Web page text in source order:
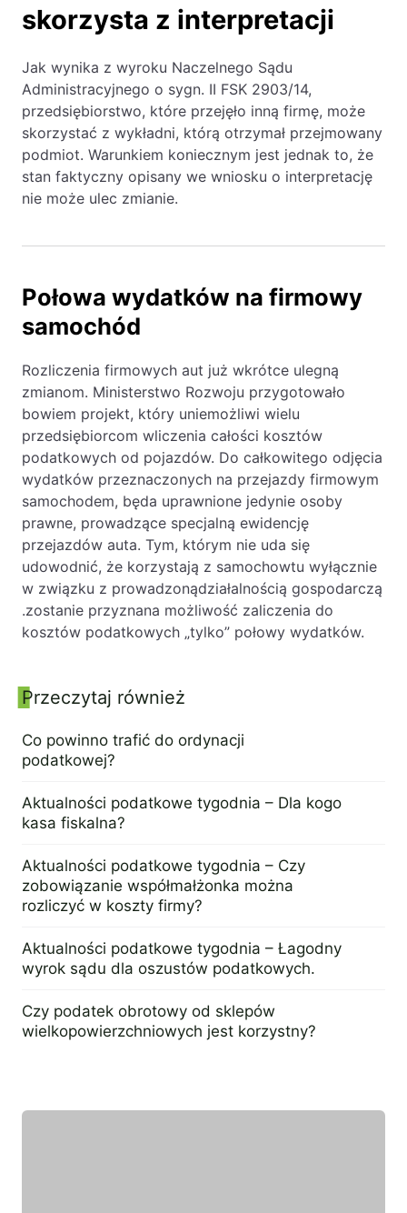
skorzysta z interpretacji
Jak wynika z wyroku Naczelnego Sądu
Administracyjnego o sygn. II FSK 2903/14,
przedsiębiorstwo, które przejęło inną firmę, może
skorzystać z wykładni, którą otrzymał przejmowany
podmiot. Warunkiem koniecznym jest jednak to, że
stan faktyczny opisany we wniosku o interpretację
nie może ulec zmianie.
Połowa wydatków na firmowy
samochód
Rozliczenia firmowych aut już wkrótce ulegną
zmianom. Ministerstwo Rozwoju przygotowało
bowiem projekt, który uniemożliwi wielu
przedsiębiorcom wliczenia całości kosztów
podatkowych od pojazdów. Do całkowitego odjęcia
wydatków przeznaczonych na przejazdy firmowym
samochodem, będa uprawnione jedynie osoby
prawne, prowadzące specjalną ewidencję
przejazdów auta. Tym, którym nie uda się
udowodnić, że korzystają z samochowtu wyłącznie
w związku z prowadzonądziałalnością gospodarczą
.zostanie przyznana możliwość zaliczenia do
kosztów podatkowych „tylko” połowy wydatków.
Panel boczny
Przeczytaj również
Co powinno trafić do ordynacji
podatkowej?
Aktualności podatkowe tygodnia – Dla kogo
kasa fiskalna?
Aktualności podatkowe tygodnia – Czy
zobowiązanie współmałżonka można
rozliczyć w koszty firmy?
Aktualności podatkowe tygodnia – Łagodny
wyrok sądu dla oszustów podatkowych.
Czy podatek obrotowy od sklepów
wielkopowierzchniowych jest korzystny?